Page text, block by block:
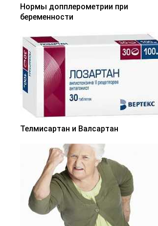
Нормы допплерометрии при
беременности
Телмисартан и Валсартан